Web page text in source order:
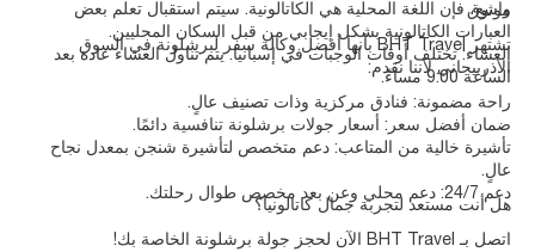
واسع، فإن اللغة المحلية هي الكاتالونية. سيتم استقبال تعلم بعض
العبارات الكاتالونية بشكل إيجابي من قبل السكان المحليين.
العشاء: تختلف أوقات الوجبات في إسبانيا. يتم تناول العشاء عادة بعد
الساعة 9:00 مساءً.
موثوق
تشتهر BHT Travel بأنها أفضل وكالة سفر لبرشلونة في السوق
الأذربيجاني لأننا نقدم:
راحة مضمونة: فنادق مركزية وذات تصنيف عالٍ.
ضمان أفضل سعر: أسعار جولات برشلونة تنافسية دائمًا.
تأشيرة خالية من المتاعب: دعم متخصص لتأشيرة شنجن بمعدل نجاح
عالٍ.
دعم 24/7: دعم محلي وعن بعد مخصص طوال رحلتك.
هل أنت مستعد لتجربة جمال كاتالونيا؟
اتصل بـ BHT Travel الآن لحجز جولة برشلونة الخاصة بك!